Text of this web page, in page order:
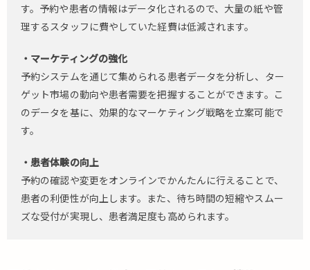
す。予約や患者の情報はデータ化されるので、大量の紙や管
理するスタッフに費やしていた経費は低減されます。
・マーケティングの強化
予約システムを通じて集められる患者データを分析し、ター
ゲット市場の動向や患者需要を把握することができます。こ
のデータを基に、効果的なマーケティング戦略を立案可能で
す。
・患者体験の向上
予約の確認や変更をオンラインでかんたんに行えることで、
患者の利便性が向上します。また、待ち時間の短縮やスムー
ズな受付が実現し、患者満足度も高められます。